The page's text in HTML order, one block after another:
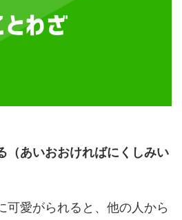
（あいおおければにくしみい
可愛がられると、他の人から